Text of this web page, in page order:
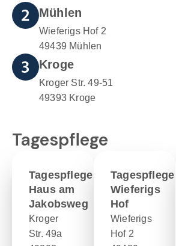
Mühlen
Wieferigs Hof 2
49439 Mühlen
Kroge
Kroger Str. 49-51
49393 Kroge
Tagespflege
Tagespflege
Haus am
Jakobsweg
Kroger
Str. 49a
Tagespflege
Wieferigs
Hof
Wieferigs
Hof 2